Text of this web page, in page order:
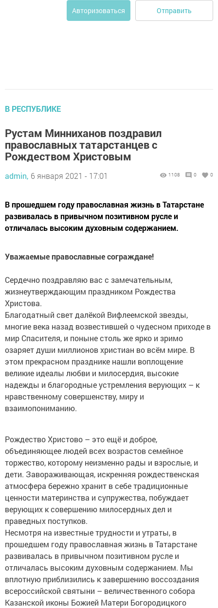
Авторизоваться Отправить
В РЕСПУБЛИКЕ
Рустам Минниханов поздравил
православных татарстанцев с
Рождеством Христовым
admin, 6 января 2021 - 17:01 1108 0 0
В прошедшем году православная жизнь в Татарстане
развивалась в привычном позитивном русле и
отличалась высоким духовным содержанием.
Уважаемые православные сограждане!
Сердечно поздравляю вас с замечательным,
жизнеутверждающим праздником Рождества
Христова.
Благодатный свет далёкой Вифлеемской звезды,
многие века назад возвестившей о чудесном приходе в
мир Спасителя, и поныне столь же ярко и зримо
озаряет души миллионов христиан во всём мире. В
этом прекрасном празднике нашли воплощение
великие идеалы любви и милосердия, высокие
надежды и благородные устремления верующих – к
нравственному совершенству, миру и
взаимопониманию.
Рождество Христово – это ещё и доброе,
объединяющее людей всех возрастов семейное
торжество, которому неизменно рады и взрослые, и
дети. Завораживающая, искренняя рождественская
атмосфера бережно хранит в себе традиционные
ценности материнства и супружества, побуждает
верующих к совершению милосердных дел и
праведных поступков.
Несмотря на известные трудности и утраты, в
прошедшем году православная жизнь в Татарстане
развивалась в привычном позитивном русле и
отличалась высоким духовным содержанием. Мы
вплотную приблизились к завершению воссоздания
всероссийской святыни – величественного собора
Казанской иконы Божией Матери Богородицкого